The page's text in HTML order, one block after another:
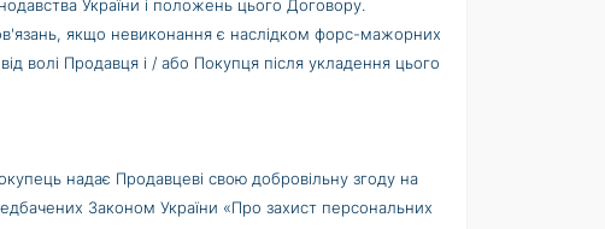
України і положень цього Договору.
якщо невиконання є наслідком форс-мажорних
волі Продавця і / або Покупця після укладення цього
надає Продавцеві свою добровільну згоду на
Законом України «Про захист персональних